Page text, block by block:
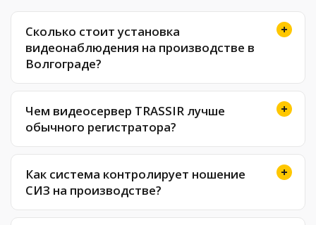
Сколько стоит установка
видеонаблюдения на производстве в
Волгограде?
Чем видеосервер TRASSIR лучше
обычного регистратора?
Как система контролирует ношение
СИЗ на производстве?